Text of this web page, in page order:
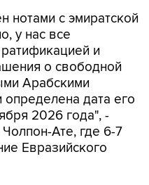
нотами с эмиратской
у нас все
и
о свободной
Арабскими
дата его
2026 года", -
Ате, где 6-7
Евразийского